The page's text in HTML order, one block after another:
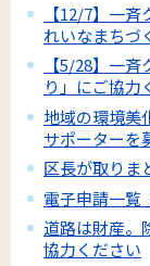
【12/7】一
れいなまちづ
【5/28】一
り」にご協力
地域の環境美
サポーターを
区長が取りま
電子申請一覧
道路は財産。
協力ください